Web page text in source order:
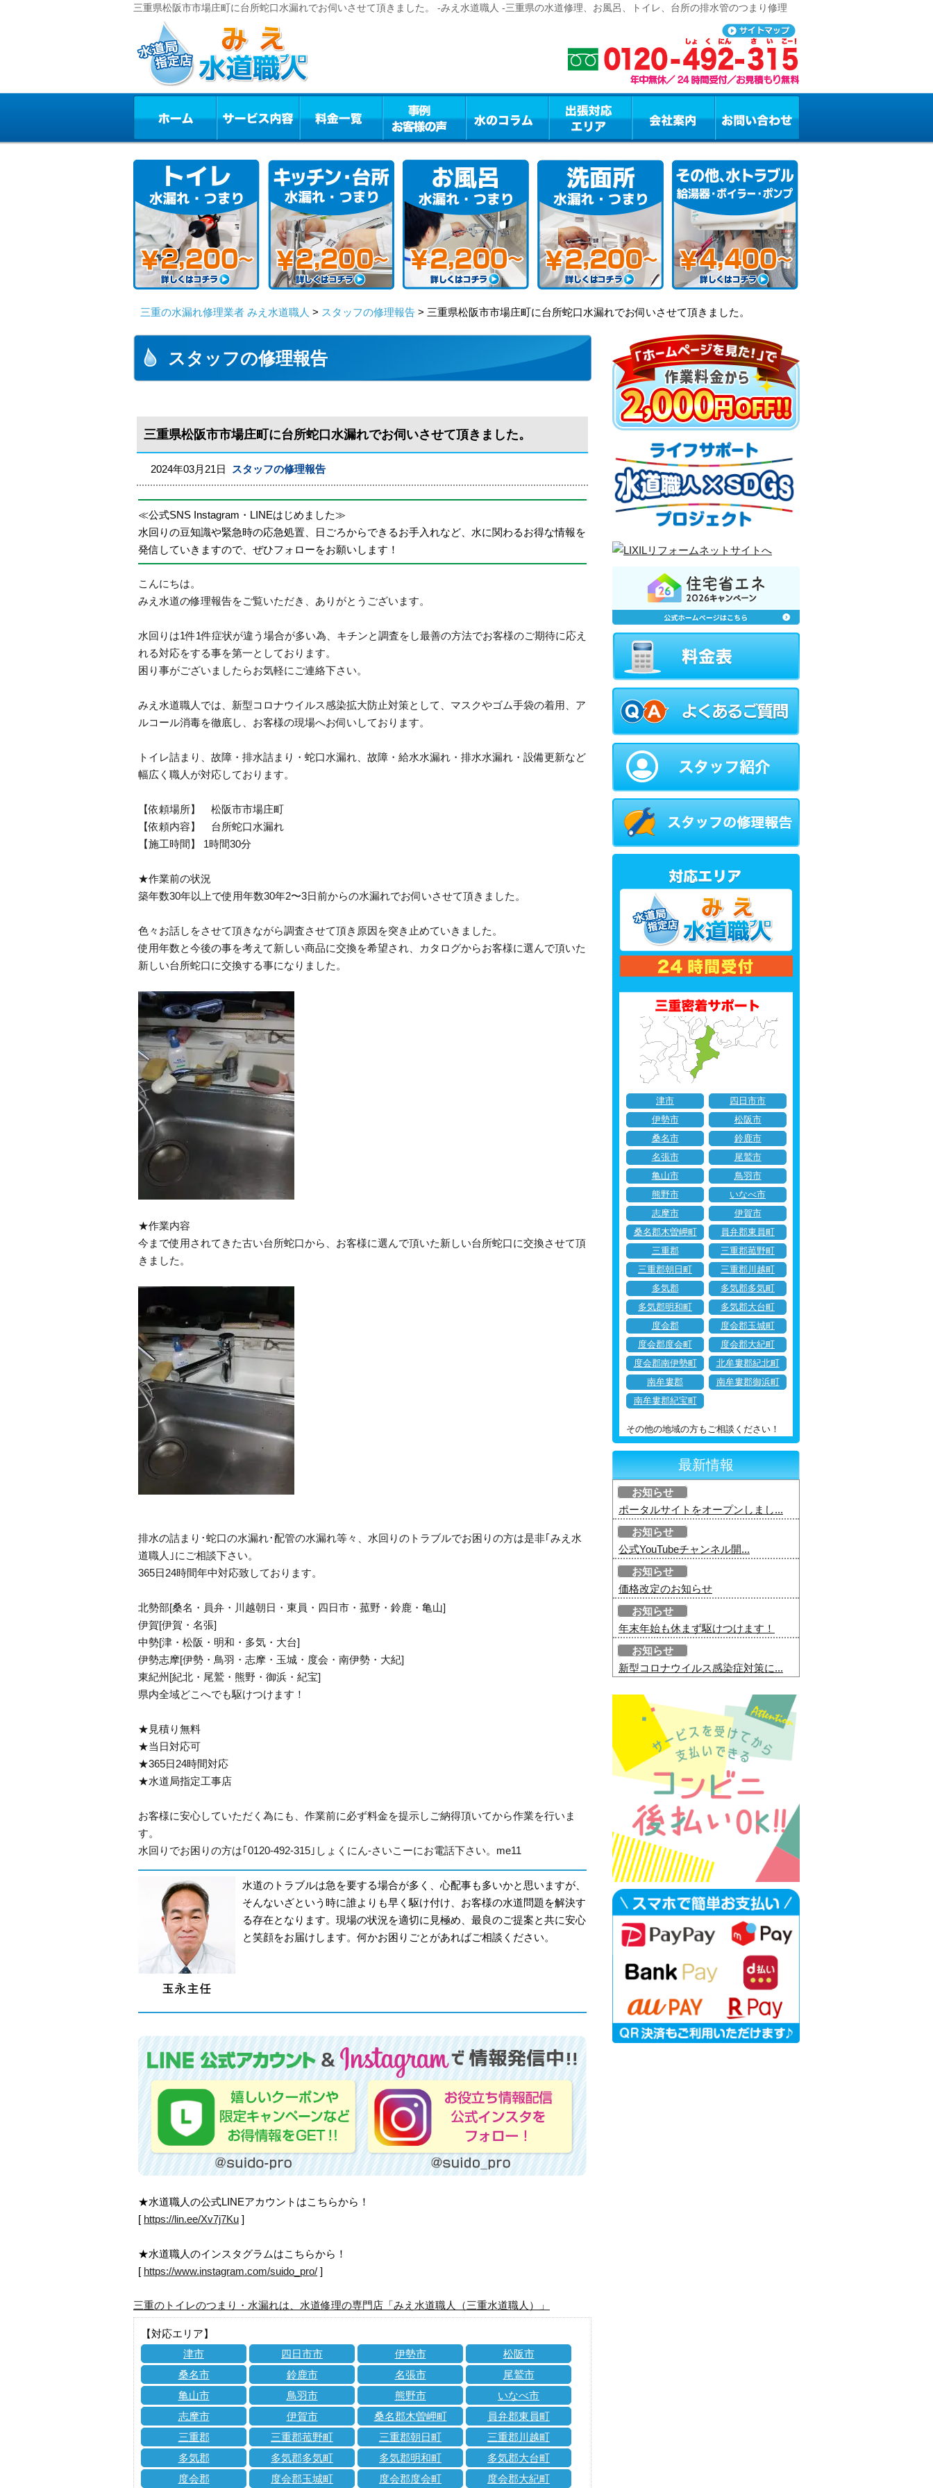
三重県松阪市市場庄町に台所蛇口水漏れでお伺いさせて頂きました。 -みえ水道職人 -三重県の水道修理、お風呂、トイレ、台所の排水管のつまり修理
三重の水漏れ修理業者 みえ水道職人 > スタッフの修理報告 > 三重県松阪市市場庄町に台所蛇口水漏れでお伺いさせて頂きました。
スタッフの修理報告
三重県松阪市市場庄町に台所蛇口水漏れでお伺いさせて頂きました。
2024年03月21日 スタッフの修理報告
≪公式SNS Instagram・LINEはじめました≫
水回りの豆知識や緊急時の応急処置、日ごろからできるお手入れなど、水に関わるお得な情報を
発信していきますので、ぜひフォローをお願いします！
こんにちは。
みえ水道の修理報告をご覧いただき、ありがとうございます。
水回りは1件1件症状が違う場合が多い為、キチンと調査をし最善の方法でお客様のご期待に応え
れる対応をする事を第一としております。
困り事がございましたらお気軽にご連絡下さい。
みえ水道職人では、新型コロナウイルス感染拡大防止対策として、マスクやゴム手袋の着用、ア
ルコール消毒を徹底し、お客様の現場へお伺いしております。
トイレ詰まり、故障・排水詰まり・蛇口水漏れ、故障・給水水漏れ・排水水漏れ・設備更新など
幅広く職人が対応しております。
【依頼場所】 松阪市市場庄町
【依頼内容】 台所蛇口水漏れ
【施工時間】 1時間30分
★作業前の状況
築年数30年以上で使用年数30年2〜3日前からの水漏れでお伺いさせて頂きました。
色々お話しをさせて頂きながら調査させて頂き原因を突き止めていきました。
使用年数と今後の事を考えて新しい商品に交換を希望され、カタログからお客様に選んで頂いた
新しい台所蛇口に交換する事になりました。
★作業内容
今まで使用されてきた古い台所蛇口から、お客様に選んで頂いた新しい台所蛇口に交換させて頂
きました。
排水の詰まり･蛇口の水漏れ･配管の水漏れ等々、水回りのトラブルでお困りの方は是非｢みえ水
道職人｣にご相談下さい。
365日24時間年中対応致しております。
北勢部[桑名・員弁・川越朝日・東員・四日市・菰野・鈴鹿・亀山]
伊賀[伊賀・名張]
中勢[津・松阪・明和・多気・大台]
伊勢志摩[伊勢・鳥羽・志摩・玉城・度会・南伊勢・大紀]
東紀州[紀北・尾鷲・熊野・御浜・紀宝]
県内全域どこへでも駆けつけます！
★見積り無料
★当日対応可
★365日24時間対応
★水道局指定工事店
お客様に安心していただく為にも、作業前に必ず料金を提示しご納得頂いてから作業を行いま
す。
水回りでお困りの方は｢0120-492-315｣しょくにん-さいこーにお電話下さい。me11
水道のトラブルは急を要する場合が多く、心配事も多いかと思いますが、
そんないざという時に誰よりも早く駆け付け、お客様の水道問題を解決す
る存在となります。現場の状況を適切に見極め、最良のご提案と共に安心
と笑顔をお届けします。何かお困りごとがあればご相談ください。
★水道職人の公式LINEアカウントはこちらから！
[ https://lin.ee/Xv7j7Ku ]
★水道職人のインスタグラムはこちらから！
[ https://www.instagram.com/suido_pro/ ]
三重のトイレのつまり・水漏れは、水道修理の専門店「みえ水道職人（三重水道職人）」
【対応エリア】
津市
四日市市 伊勢市
松阪市
桑名市
鈴鹿市 名張市
尾鷲市
亀山市
鳥羽市 熊野市
いなべ市
志摩市
伊賀市 桑名郡木曽岬町
員弁郡東員町
三重郡
三重郡菰野町 三重郡朝日町
三重郡川越町
多気郡
多気郡多気町 多気郡明和町
多気郡大台町
度会郡
度会郡玉城町 度会郡度会町 度会郡大紀町
津市
四日市市
伊勢市
松阪市
桑名市
鈴鹿市
名張市
尾鷲市
亀山市
鳥羽市
熊野市
いなべ市
志摩市
伊賀市
桑名郡木曽岬町
員弁郡東員町
三重郡
三重郡菰野町
三重郡朝日町
三重郡川越町
多気郡
多気郡多気町
多気郡明和町
多気郡大台町
度会郡
度会郡玉城町
度会郡度会町
度会郡大紀町
度会郡南伊勢町
北牟婁郡紀北町
南牟婁郡
南牟婁郡御浜町
南牟婁郡紀宝町
その他の地域の方もご相談ください！
最新情報
お知らせ
ポータルサイトをオープンしまし...
お知らせ
公式YouTubeチャンネル開...
お知らせ
価格改定のお知らせ
お知らせ
年末年始も休まず駆けつけます！
お知らせ
新型コロナウイルス感染症対策に...